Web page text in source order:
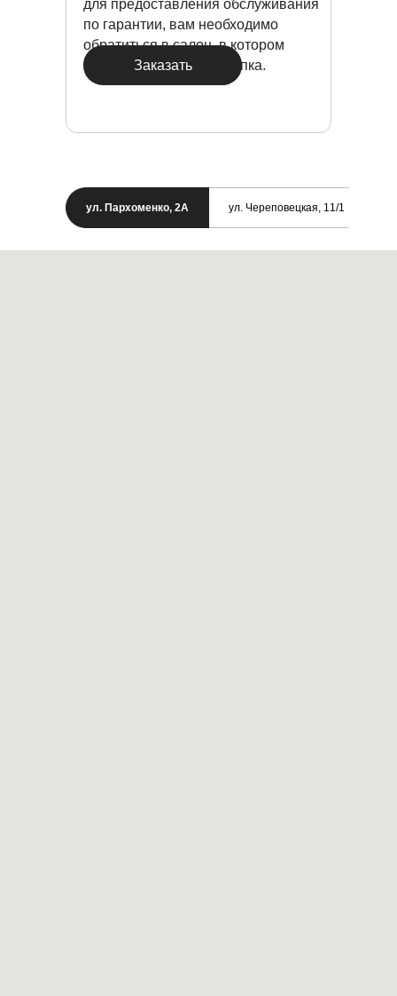
для предоставления обслуживания
по гарантии, вам необходимо
обратиться в салон, в котором
была произведена покупка.
Заказать
ул. Пархоменко, 2А ул. Череповецкая, 11/1